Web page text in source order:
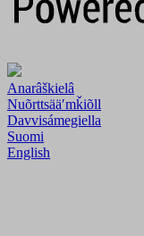
Anarâškielâ
Nuõrttsääʹmǩiõll
Davvisámegiella
Suomi
English